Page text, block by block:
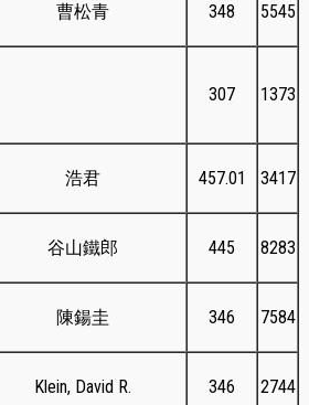
曹松青 348 5545
307 1373
浩君 457.01 3417
谷山鐵郎 445 8283
陳鍚圭 346 7584
Klein, David R. 346 2744